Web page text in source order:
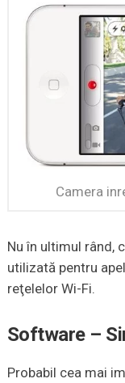
Camera
Nu în ultimul rând,
utilizată pentru
reţelelor Wi-Fi.
Software –
Probabil cea mai